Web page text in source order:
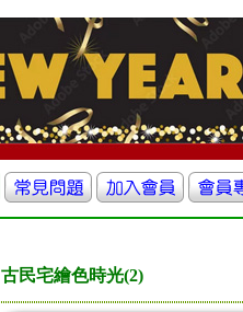
古民宅繪色時光(2)